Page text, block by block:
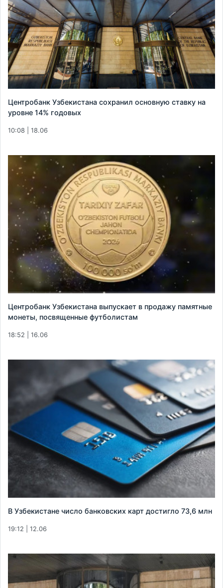
Центробанк Узбекистана сохранил основную ставку на
уровне 14% годовых
10:08 | 18.06
Центробанк Узбекистана выпускает в продажу памятные
монеты, посвященные футболистам
18:52 | 16.06
В Узбекистане число банковских карт достигло 73,6 млн
19:12 | 12.06